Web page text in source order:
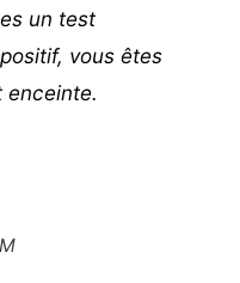
un test
vous êtes
enceinte.